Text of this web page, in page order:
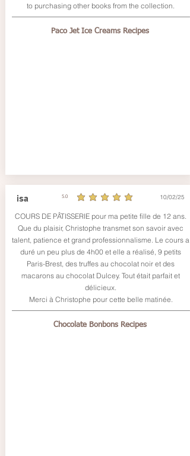
to purchasing other books from the collection.
Paco Jet Ice Creams Recipes
isa 5.0
average rating is 5 out of 5 10/02/25
COURS DE PÂTISSERIE pour ma petite fille de 12 ans.
Que du plaisir, Christophe transmet son savoir avec
talent, patience et grand professionnalisme. Le cours a
duré un peu plus de 4h00 et elle a réalisé, 9 petits
Paris-Brest, des truffes au chocolat noir et des
macarons au chocolat Dulcey. Tout était parfait et
délicieux.
Merci à Christophe pour cette belle matinée.
Chocolate Bonbons Recipes